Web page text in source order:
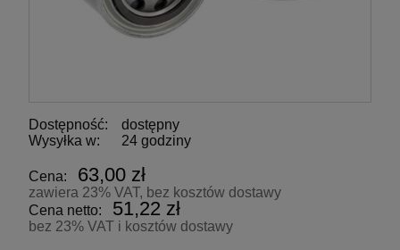
Dostępność:
dostępny
Wysyłka w:
24 godziny
Cena: 63,00 zł
zawiera 23% VAT, bez kosztów dostawy
Cena netto:
51,22 zł
bez 23% VAT i kosztów dostawy